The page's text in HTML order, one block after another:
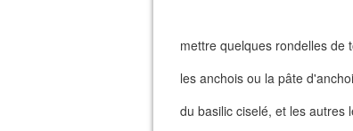
mettre quelques rondelles de
les anchois ou la pâte
du basilic ciselé, et les autres